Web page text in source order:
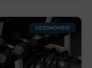
GEZONDHEID